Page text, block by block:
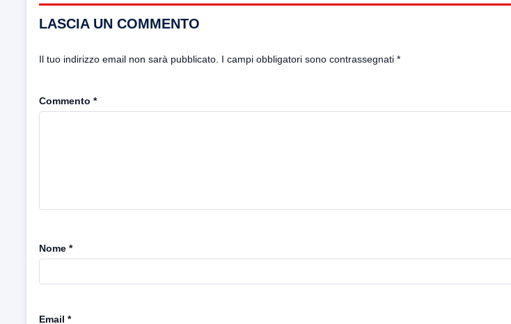
LASCIA UN COMMENTO
Il tuo indirizzo email non sarà pubblicato. I campi obbligatori sono contrassegnati *
Commento *
Nome *
Email *